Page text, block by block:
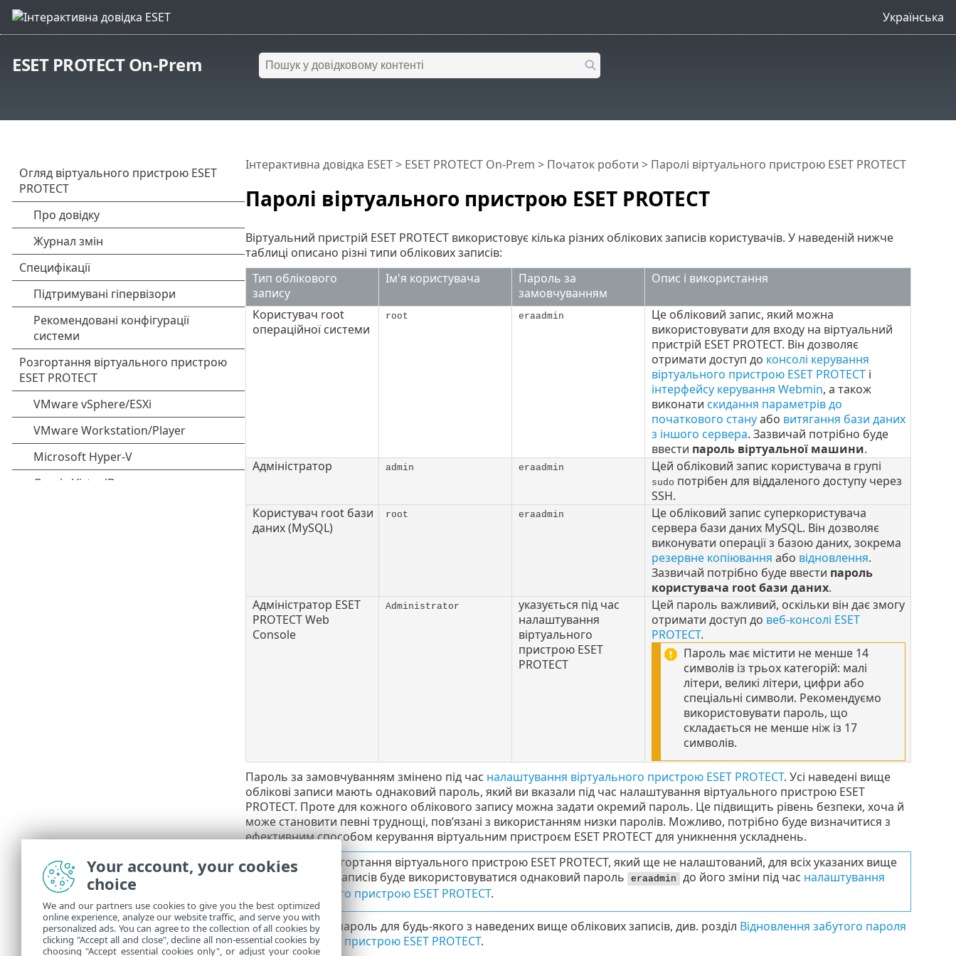
Українська
ESET PROTECT On-Prem
Паролі віртуального пристрою ESET PROTECT
Інтерактивна довідка ESET> ESET PROTECT On-Prem > Початок роботи > Паролі віртуального пристрою ESET PROTECT
Віртуальний пристрій ESET PROTECT використовує кілька різних облікових записів користувачів. У наведеній нижче
таблиці описано різні типи облікових записів:
Тип облікового
запису
Iм'я користувача
Пароль за
замовчуванням
Опис і використання
Користувач root
операційної системи
root eraadmin
Це обліковий запис, який можна
використовувати для входу на віртуальний
пристрій ESET PROTECT. Він дозволяє
отримати доступ до консолі керування
віртуального пристрою ESET PROTECTі
інтерфейсу керування Webmin, а також
виконати скидання параметрів до
початкового стануабо витягання бази даних
з іншого сервера. Зазвичай потрібно буде
ввести пароль віртуальної машини.
Адміністратор
admin eraadmin Цей обліковий запис користувача в групі
sudo потрібен для віддаленого доступу через
SSH.
Користувач root бази
даних (MySQL)
root eraadmin
Це обліковий запис суперкористувача
сервера бази даних MySQL. Він дозволяє
виконувати операції з базою даних, зокрема
резервне копіювання або відновлення.
Зазвичай потрібно буде ввести пароль
користувача root бази даних.
Адміністратор ESET
PROTECT Web
Console
Administrator
указується під час
налаштування
віртуального
пристрою ESET
PROTECT
Цей пароль важливий, оскільки він дає змогу
отримати доступ до веб-консолі ESET
PROTECT.
Пароль має містити не менше 14
символів із трьох категорій: малі
літери, великі літери, цифри або
спеціальні символи. Рекомендуємо
використовувати пароль, що
складається не менше ніж із 17
символів.
Пароль за замовчуванням змінено під час налаштування віртуального пристрою ESET PROTECT. Усі наведені вище
облікові записи мають однаковий пароль, який ви вказали під час налаштування віртуального пристрою ESET
PROTECT. Проте для кожного облікового запису можна задати окремий пароль. Це підвищить рівень безпеки, хоча й
може становити певні труднощі, пов’язані з використанням низки паролів. Можливо, потрібно буде визначитися з
ефективним способом керування віртуальним пристроєм ESET PROTECT для уникнення ускладнень.
Під час розгортання віртуального пристрою ESET PROTECT, який ще не налаштований, для всіх указаних вище
облікових записів буде використовуватися однаковий пароль
eraadmin до його зміни під час налаштування
віртуального пристрою ESET PROTECT.
Якщо ви забули пароль для будь-якого з наведених вище облікових записів, див. розділ Відновлення забутого пароля
для віртуального пристрою ESET PROTECT.
Your account, your cookies
choice
We and our partners use cookies to give you the best optimized
online experience, analyze our website traffic, and serve you with
personalized ads. You can agree to the collection of all cookies by
clicking "Accept all and close", decline all non-essential cookies by
choosing "Accept essential cookies only", or adjust your cookie